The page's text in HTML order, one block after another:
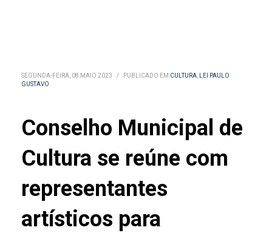
SEGUNDA-FEIRA, 08 MAIO 2023 / PUBLICADO EM CULTURA, LEI PAULO
GUSTAVO
Conselho Municipal de
Cultura se reúne com
representantes
artísticos para